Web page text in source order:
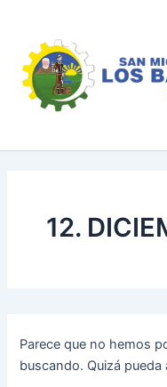
contenido
12.
Parece que no hemos
buscando. Quizá